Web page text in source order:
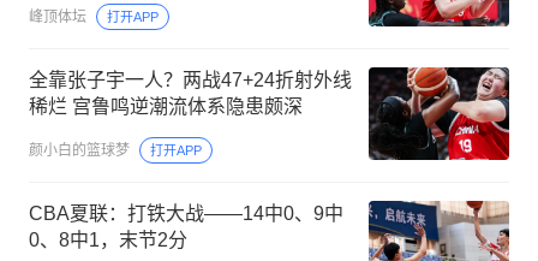
峰顶体坛 打开APP
全靠张子宇一人？两战47+24折射外线
稀烂 宫鲁鸣逆潮流体系隐患颇深
颜小白的篮球梦 打开APP
CBA夏联：打铁大战——14中0、9中
0、8中1，末节2分